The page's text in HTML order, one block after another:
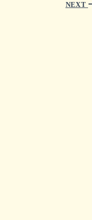
NEXT